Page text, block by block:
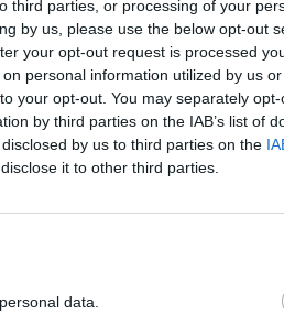
third parties, or processing of your
by us, please use the below opt-out
your opt-out request is processed
personal information utilized by us
your opt-out. You may separately
by third parties on the IAB’s list of
by us to third parties on the
it to other third parties.
data.
5000